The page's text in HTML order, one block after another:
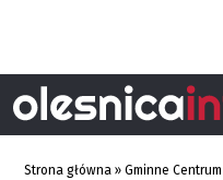
Strona główna »Gminne